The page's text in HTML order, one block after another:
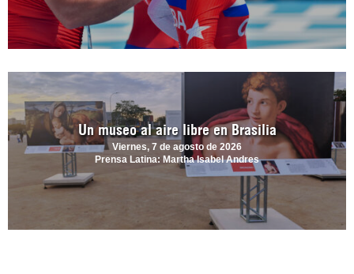
Un museo al aire libre en Brasilia
Viernes, 7 de agosto de 2026
Prensa Latina: Martha Isabel Andres